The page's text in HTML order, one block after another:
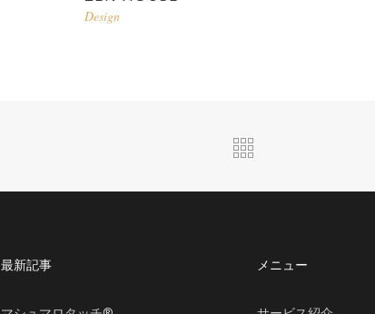
Design
最新記事 メニュー